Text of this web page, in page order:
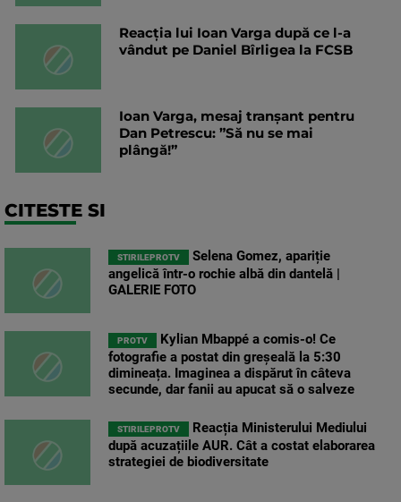
Reacția lui Ioan Varga după ce l-a
vândut pe Daniel Bîrligea la FCSB
Ioan Varga, mesaj tranșant pentru
Dan Petrescu: ”Să nu se mai
plângă!”
CITESTE SI
STIRILEPROTV
Selena Gomez, apariție
angelică într-o rochie albă din dantelă |
GALERIE FOTO
PROTV
Kylian Mbappé a comis-o! Ce
fotografie a postat din greșeală la 5:30
dimineața. Imaginea a dispărut în câteva
secunde, dar fanii au apucat să o salveze
STIRILEPROTV
Reacția Ministerului Mediului
după acuzațiile AUR. Cât a costat elaborarea
strategiei de biodiversitate